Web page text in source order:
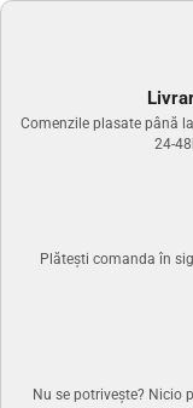
Comenzile plasate până
24-
Plătești comanda în
Nu se potrivește? Nicio